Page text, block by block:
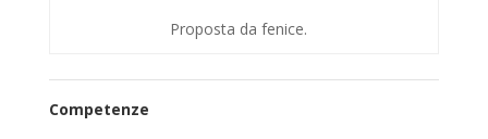
Proposta da fenice.
Competenze